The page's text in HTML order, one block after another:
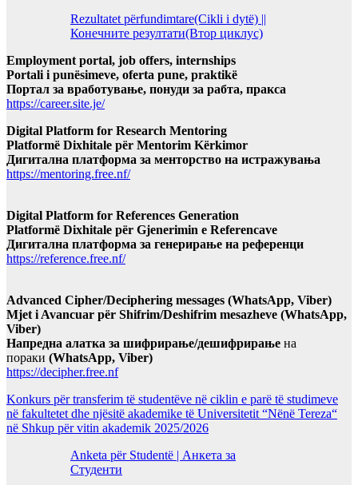
Rezultatet përfundimtare(Cikli i dytë) ||
Конечните резултати(Втор циклус)
Employment portal, job offers, internships
Portali i punësimeve, oferta pune, praktikë
Портал за вработување, понуди за рабта, пракса
https://career.site.je/
Digital Platform for Research Mentoring
Platformë Dixhitale për Mentorim Kërkimor
Дигитална платформа за менторство на истражувања
https://mentoring.free.nf/
Digital Platform for References Generation
Platformë Dixhitale për Gjenerimin e Referencave
Дигитална платформа за генерирање на референци
https://reference.free.nf/
Advanced Cipher/Deciphering messages (WhatsApp, Viber)
Mjet i Avancuar për Shifrim/Deshifrim mesazheve (WhatsApp,
Viber)
Напредна алатка за шифрирање/дешифрирање на
пораки (WhatsApp, Viber)
https://decipher.free.nf
Konkurs për transferim të studentëve në ciklin e parë të studimeve
në fakultetet dhe njësitë akademike të Universitetit “Nënë Tereza“
në Shkup për vitin akademik 2025/2026
Anketa për Studentë | Анкета за
Студенти